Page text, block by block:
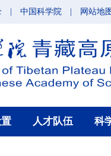
中国科学院 网站地
人才队伍 科